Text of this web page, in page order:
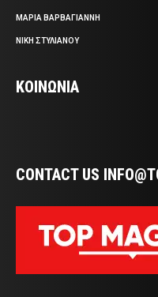
ΜΑΡΙΑ ΒΑΡΒΑΓΙΑΝΝΗ
ΝΙΚΗ ΣΤΥΛΙΑΝΟΥ
ΚΟΙΝΩΝΙΑ
CONTACT US